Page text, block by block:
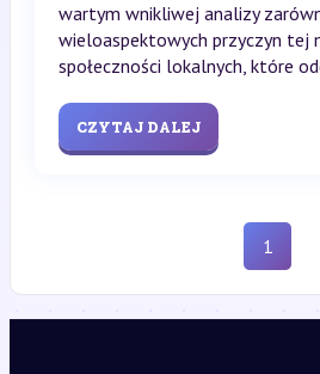
wartym wnikliwej analizy
wieloaspektowych przyczyn tej
społeczności lokalnych, które
CZYTAJ DALEJ
1